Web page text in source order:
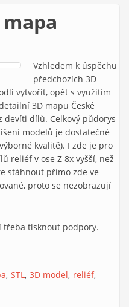
Vzhledem k úspěchu
předchozích 3D
vytvořit, opět s využitím
3D mapu České
devíti dílů. Celkový půdorys
modelů je dostatečné
kvalitě). I zde je pro
reliéf v ose Z 8x vyšší, než
stáhnout přímo zde ve
proto se nezobrazují
třeba tisknout podpory.
STL 3D model reliéf